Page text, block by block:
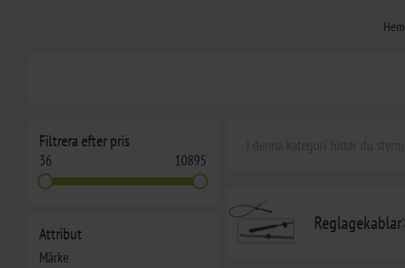
Hem
Filtrera efter pris
36 10895
Attribut
Märke
Reglagekablar